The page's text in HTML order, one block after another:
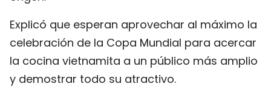
Explicó que esperan aprovechar al máximo la
celebración de la Copa Mundial para acercar
la cocina vietnamita a un público más amplio
y demostrar todo su atractivo.